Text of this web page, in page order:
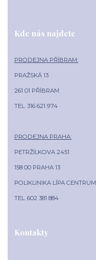
Kde nás najdete
PRODEJNA PŘÍBRAM:
PRAŽSKÁ 13
261 01 PŘÍBRAM
TEL. 316 621 974
PRODEJNA PRAHA:
PETRŽÍLKOVA 2451
158 00 PRAHA 13
POLIKLINIKA LÍPA CENTRUM
TEL. 602 381 884
Kontakty